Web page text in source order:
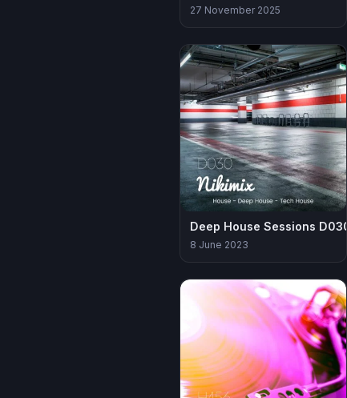
27 November 2025
Deep House Sessions D030
8 June 2023